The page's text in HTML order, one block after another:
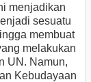
menjadikan
sesuatu
membuat
melakukan
UN. Namun,
Kebudayaan